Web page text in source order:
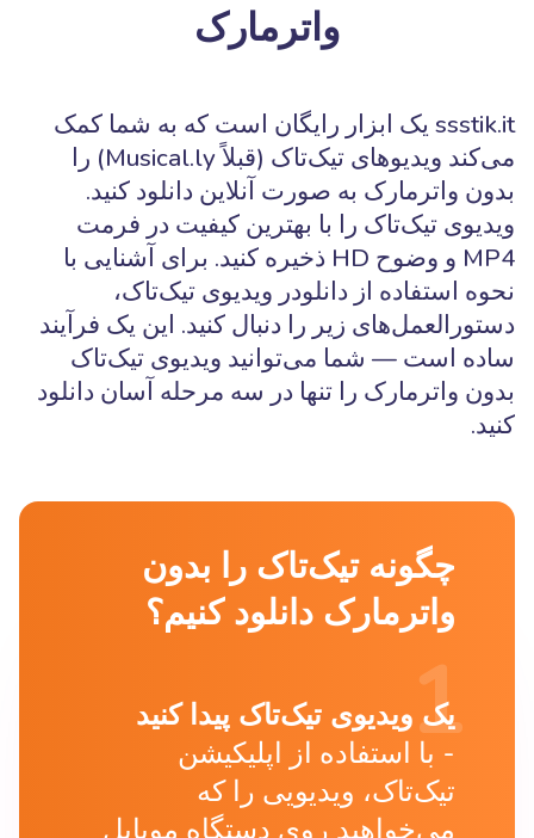
واترمارک
ssstik.it یک ابزار رایگان است که به شما کمک
می‌کند ویدیوهای تیک‌تاک (قبلاً Musical.ly) را
بدون واترمارک به صورت آنلاین دانلود کنید.
ویدیوی تیک‌تاک را با بهترین کیفیت در فرمت
MP4 و وضوح HD ذخیره کنید. برای آشنایی با
نحوه استفاده از دانلودر ویدیوی تیک‌تاک،
دستورالعمل‌های زیر را دنبال کنید. این یک فرآیند
ساده است — شما می‌توانید ویدیوی تیک‌تاک
بدون واترمارک را تنها در سه مرحله آسان دانلود
کنید.
چگونه تیک‌تاک را بدون
واترمارک دانلود کنیم؟
یک ویدیوی تیک‌تاک پیدا کنید
با استفاده از اپلیکیشن
تیک‌تاک، ویدیویی را که
می‌خواهید روی دستگاه موبایل